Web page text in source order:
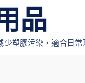
品
塑膠污染，適合日常